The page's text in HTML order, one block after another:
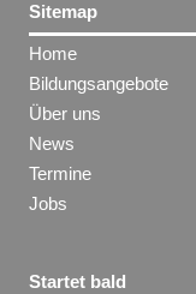
Sitemap
Home
Bildungsangebote
Über uns
News
Termine
Jobs
Startet bald